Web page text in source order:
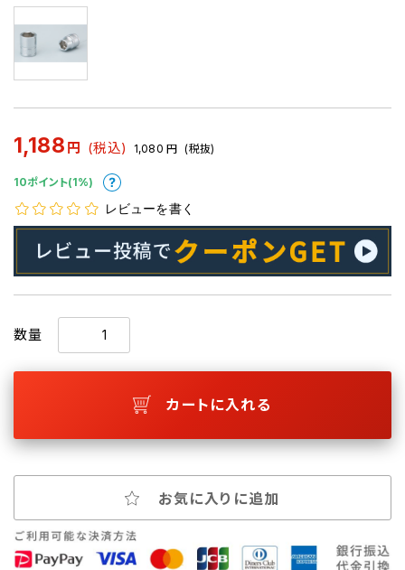
1,188 円 (税込) 1,080 円 (税抜)
10ポイント(1%)
レビューを書く
数量
カートに入れる
お気に入りに追加